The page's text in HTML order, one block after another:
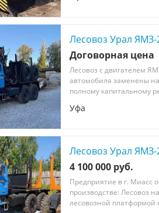
Лесовоз Урал
Договорная цена
Лесовоз с двигателем
автомобиля заменены на
полному капитальному
Уфа
Лесовоз Урал
4 100 000 руб.
Предприятие в г. Миасс
производстве: Лесовоз
лесовозной платформой